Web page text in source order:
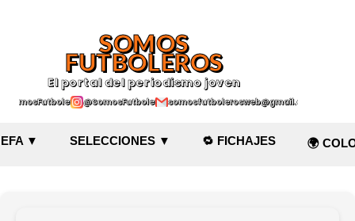
SOMOS
FUTBOLEROS
El portal del periodismo joven
@SomosFutbolerossomosfutbolerosweb@gmail.com
▼ SELECCIONES ▼ 🔁 FICHAJES 🌍